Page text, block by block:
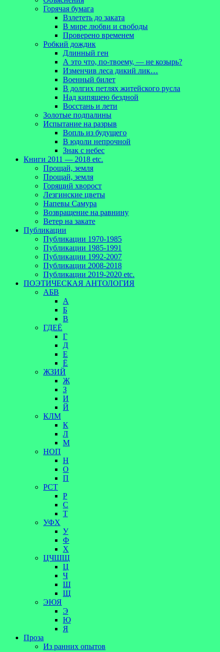
Горячая бумага
Взлететь до заката
В мире любви и свободы
Проверено временем
Робкий дождик
Длинный ген
А это что, по-твоему, — не козырь?
Изменчив леса дикий лик…
Военный билет
В долгих петлях житейского русла
Над кипящею бездной
Восстань и лети
Золотые подпалины
Испытание на разрыв
Вопль из будущего
В юдоли непрочной
Знак с небес
Книги 2011 — 2018 etc.
Прощай, земля
Прощай, земля
Горящий хворост
Лезгинские цветы
Напевы Самура
Возвращение на равнину
Ветер на закате
Публикации
Публикации 1970-1985
Публикации 1985-1991
Публикации 1992-2007
Публикации 2008-2018
Публикации 2019-2020 etc.
ПОЭТИЧЕСКАЯ АНТОЛОГИЯ
АБВ
А
Б
В
ГДЕЁ
Г
Д
Е
Ё
ЖЗИЙ
Ж
З
И
Й
КЛМ
К
Л
М
НОП
Н
О
П
РСТ
Р
С
Т
УФХ
У
Ф
Х
ЦЧШЩ
Ц
Ч
Ш
Щ
ЭЮЯ
Э
Ю
Я
Проза
Из ранних опытов